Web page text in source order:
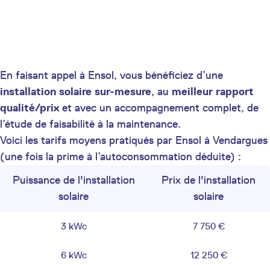
En faisant appel à Ensol, vous bénéficiez d’une
installation solaire sur-mesure, au meilleur rapport
qualité/prix et avec un accompagnement complet, de
l’étude de faisabilité à la maintenance.
Voici les tarifs moyens pratiqués par Ensol à Vendargues
(une fois la prime à l’autoconsommation déduite) :
Puissance de l'installation
solaire
Prix de l'installation
solaire
3 kWc 7 750 €
6 kWc 12 250 €